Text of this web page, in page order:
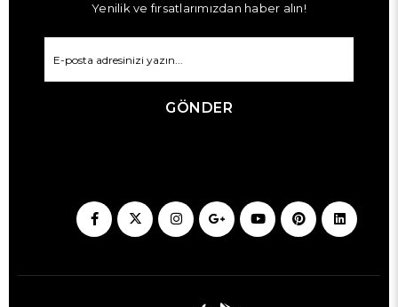
Yenilik ve fırsatlarımızdan haber alın!
GÖNDER